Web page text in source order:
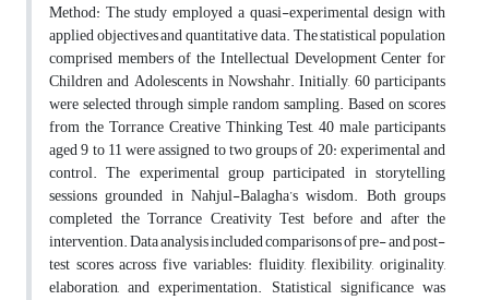
Method: The study employed a quasi-experimental design with
applied objectives and quantitative data. The statistical population
comprised members of the Intellectual Development Center for
Children and Adolescents in Nowshahr. Initially, 60 participants
were selected through simple random sampling. Based on scores
from the Torrance Creative Thinking Test, 40 male participants
aged 9 to 11 were assigned to two groups of 20: experimental and
control. The experimental group participated in storytelling
sessions grounded in Nahjul-Balagha’s wisdom. Both groups
completed the Torrance Creativity Test before and after the
intervention. Data analysis included comparisons of pre- and post-
test scores across five variables: fluidity, flexibility, originality,
elaboration, and experimentation. Statistical significance was